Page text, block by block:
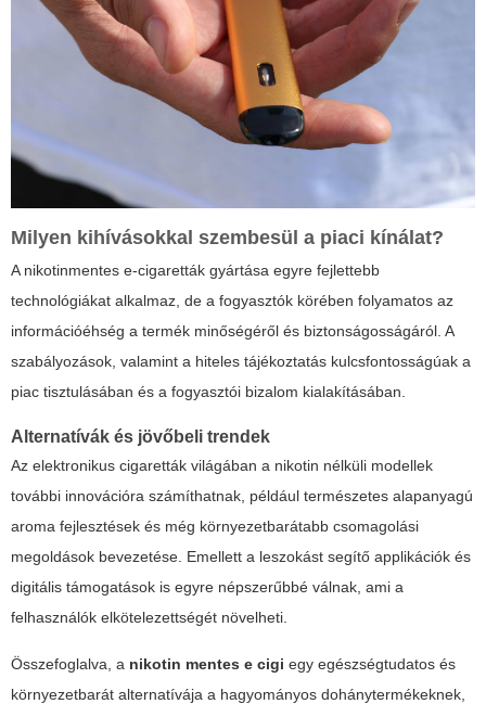
Milyen kihívásokkal szembesül a piaci kínálat?
A nikotinmentes e-cigaretták gyártása egyre fejlettebb
technológiákat alkalmaz, de a fogyasztók körében folyamatos az
információéhség a termék minőségéről és biztonságosságáról. A
szabályozások, valamint a hiteles tájékoztatás kulcsfontosságúak a
piac tisztulásában és a fogyasztói bizalom kialakításában.
Alternatívák és jövőbeli trendek
Az elektronikus cigaretták világában a nikotin nélküli modellek
további innovációra számíthatnak, például természetes alapanyagú
aroma fejlesztések és még környezetbarátabb csomagolási
megoldások bevezetése. Emellett a leszokást segítő applikációk és
digitális támogatások is egyre népszerűbbé válnak, ami a
felhasználók elkötelezettségét növelheti.
Összefoglalva, a nikotin mentes e cigi egy egészségtudatos és
környezetbarát alternatívája a hagyományos dohánytermékeknek,